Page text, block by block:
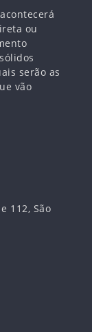
ou
serão as
vão
112, São